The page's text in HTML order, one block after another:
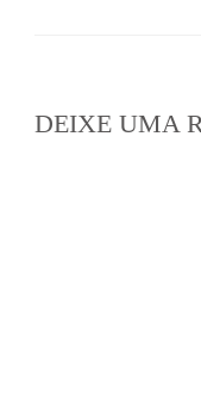
DEIXE UMA